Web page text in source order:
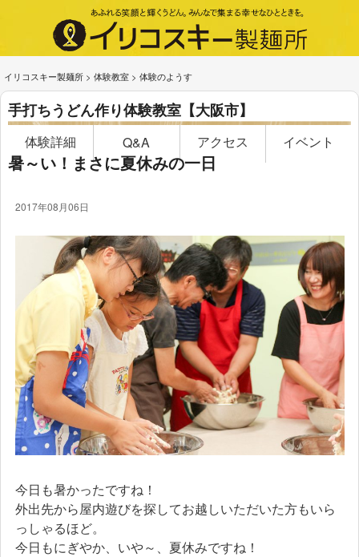
イリコスキー製麺所 > 体験教室 > 体験のようす
手打ちうどん作り体験教室【大阪市】
体験詳細 Q&A アクセス イベント
暑～い！まさに夏休みの一日
2017年08月06日
今日も暑かったですね！
外出先から屋内遊びを探してお越しいただいた方もいら
っしゃるほど。
今日もにぎやか、いや～、夏休みですね！